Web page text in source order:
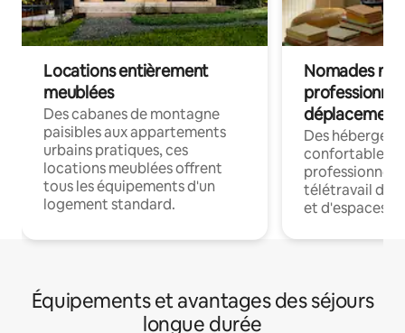
Locations entièrement
meublées
Des cabanes de montagne
paisibles aux appartements
urbains pratiques, ces
locations meublées offrent
tous les équipements d'un
logement standard.
Nomades
déplacement
Des
confortables
professionnels
télétravail
et d'espaces
Équipements et avantages des séjours
longue durée